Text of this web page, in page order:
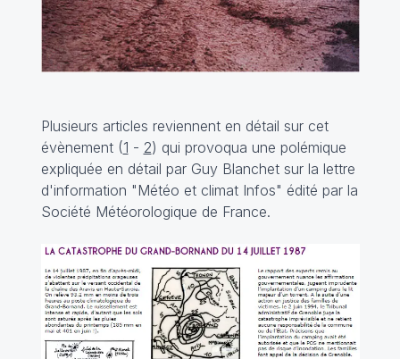
Plusieurs articles reviennent en détail sur cet
évènement (1 - 2) qui provoqua une polémique
expliquée en détail par Guy Blanchet sur la lettre
d'information "Météo et climat Infos" édité par la
Société Météorologique de France.